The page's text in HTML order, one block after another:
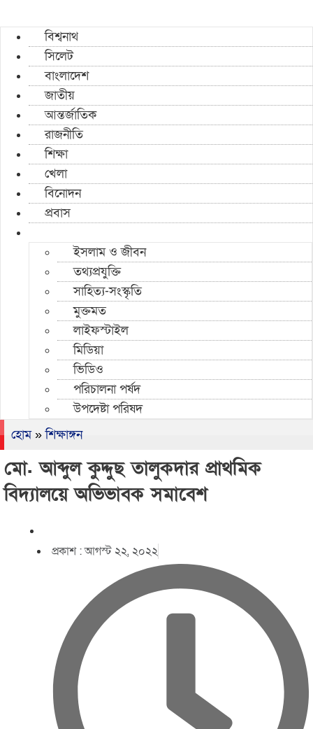
বিশ্বনাথ
সিলেট
বাংলাদেশ
জাতীয়
আন্তর্জাতিক
রাজনীতি
শিক্ষা
খেলা
বিনোদন
প্রবাস
ইসলাম ও জীবন
তথ্যপ্রযুক্তি
সাহিত্য-সংস্কৃতি
মুক্তমত
লাইফস্টাইল
মিডিয়া
ভিডিও
পরিচালনা পর্ষদ
উপদেষ্টা পরিষদ
হোম»শিক্ষাঙ্গন
মো. আব্দুল কুদ্দুছ তালুকদার প্রাথমিক
বিদ্যালয়ে অভিভাবক সমাবেশ
প্রকাশ :আগস্ট ২২, ২০২২